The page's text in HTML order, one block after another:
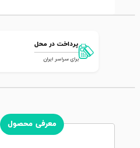
پرداخت در محل
برای سراسر ایران
معرفی محصول